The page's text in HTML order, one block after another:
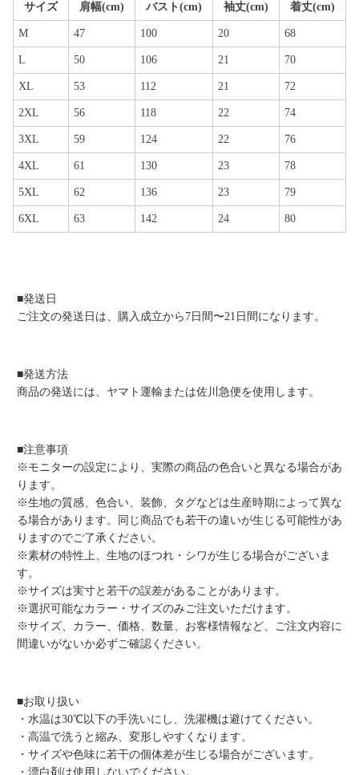
サイズ 肩幅(cm) バスト(cm) 袖丈(cm) 着丈(cm)
M 47 100 20 68
L 50 106 21 70
XL 53 112 21 72
2XL 56 118 22 74
3XL 59 124 22 76
4XL 61 130 23 78
5XL 62 136 23 79
6XL 63 142 24 80
■発送日
ご注文の発送日は、購入成立から7日間〜21日間になります。
■発送方法
商品の発送には、ヤマト運輸または佐川急便を使用します。
■注意事項
※モニターの設定により、実際の商品の色合いと異なる場合があ
ります。
※生地の質感、色合い、装飾、タグなどは生産時期によって異な
る場合があります。同じ商品でも若干の違いが生じる可能性があ
りますのでご了承ください。
※素材の特性上、生地のほつれ・シワが生じる場合がございま
す。
※サイズは実寸と若干の誤差があることがあります。
※選択可能なカラー・サイズのみご注文いただけます。
※サイズ、カラー、価格、数量、お客様情報など、ご注文内容に
間違いがないか必ずご確認ください。
■お取り扱い
・水温は30℃以下の手洗いにし、洗濯機は避けてください。
・高温で洗うと縮み、変形しやすくなります。
・サイズや色味に若干の個体差が生じる場合がございます。
・漂白剤は使用しないでください。